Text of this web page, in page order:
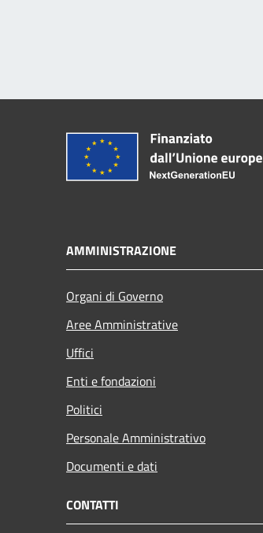
AMMINISTRAZIONE
Organi di Governo
Aree Amministrative
Uffici
Enti e fondazioni
Politici
Personale Amministrativo
Documenti e dati
CONTATTI